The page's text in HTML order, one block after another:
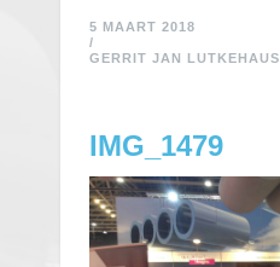
5 MAART 2018
/
GERRIT JAN LUTKEHAUS
IMG_1479